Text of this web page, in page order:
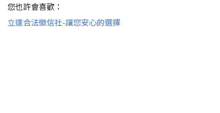
您也許會喜歡：
立達合法徵信社-讓您安心的選擇